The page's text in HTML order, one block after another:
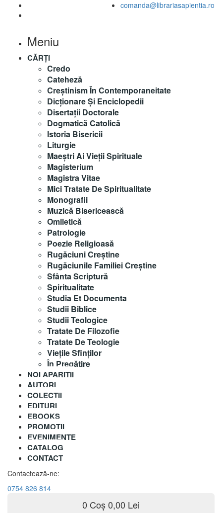
comanda@librariasapientia.ro
Meniu
CĂRȚI
Credo
Cateheză
Creștinism În Contemporaneitate
Dicționare Și Enciclopedii
Disertații Doctorale
Dogmatică Catolică
Istoria Bisericii
Liturgie
Maeştri Ai Vieţii Spirituale
Magisterium
Magistra Vitae
Mici Tratate De Spiritualitate
Monografii
Muzică Bisericească
Omiletică
Patrologie
Poezie Religioasă
Rugăciuni Creştine
Rugăciunile Familiei Creștine
Sfânta Scriptură
Spiritualitate
Studia Et Documenta
Studii Biblice
Studii Teologice
Tratate De Filozofie
Tratate De Teologie
Vieţile Sfinţilor
În Pregătire
NOI APARITII
AUTORI
COLECȚII
EDITURI
EBOOKS
PROMOȚII
EVENIMENTE
CATALOG
CONTACT
Contactează-ne:
0754 826 814
0 Coș0,00 Lei